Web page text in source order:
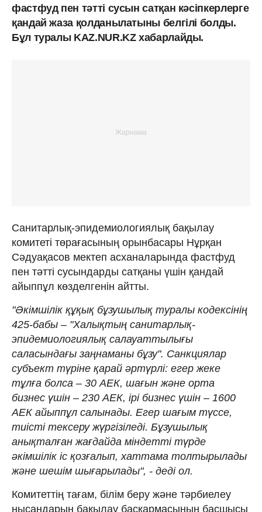
фастфуд пен тәтті сусын сатқан кәсіпкерлерге
қандай жаза қолданылатыны белгілі болды.
Бұл туралы KAZ.NUR.KZ хабарлайды.
Санитарлық-эпидемиологиялық бақылау
комитеті төрағасының орынбасары Нұрқан
Сәдуақасов мектеп асханаларында фастфуд
пен тәтті сусындарды сатқаны үшін қандай
айыппұл көзделгенін айтты.
"Әкімшілік құқық бұзушылық туралы кодексінің
425-бабы – "Халықтың санитарлық-
эпидемиологиялық салауаттылығы
саласындағы заңнаманы бұзу". Санкциялар
субъект түріне қарай әртүрлі: егер жеке
тұлға болса – 30 АЕК, шағын және орта
бизнес үшін – 230 АЕК, ірі бизнес үшін – 1600
АЕК айыппұл салынады. Егер шағым түссе,
тиісті тексеру жүргізіледі. Бұзушылық
анықталған жағдайда міндетті түрде
әкімшілік іс қозғалып, хаттама толтырылады
және шешім шығарылады", - деді ол.
Комитеттің тағам, білім беру және тәрбиелеу
нысандарын бақылау басқармасының басшысы